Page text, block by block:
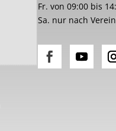
Fr. von 09:00 bis
Sa. nur nach